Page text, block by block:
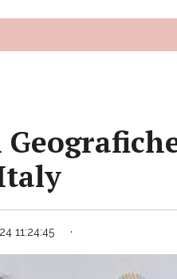
11:24:45